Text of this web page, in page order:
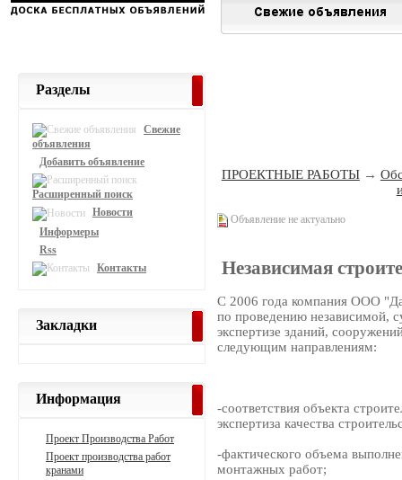
ПРОЕКТНЫЕ РАБОТЫ→
Объявление не актуально
Независимая
C 2006 года компания ООО
по проведению независимой,
экспертизе зданий,
следующим направлениям:
-соответствия объекта
экспертиза качества
-фактического объема
монтажных работ;
Разделы
Свежие
объявления
Добавить объявление
Расширенный поиск
Новости
Информеры
Rss
Контакты
Закладки
Информация
Проект Производства Работ
Проект производства работ
кранами